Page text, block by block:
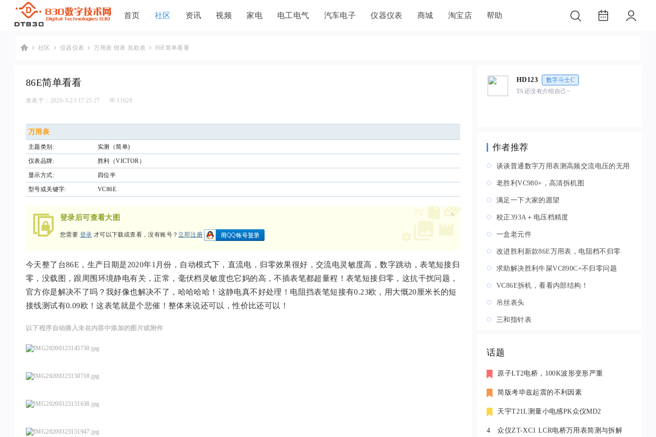
首页 社区 资讯 视频 家电 电工电气 汽车电子 仪器仪表 商城 淘宝店 帮助
字
术
社区 仪器仪表 万用表 钳表 兆欧表 86E简单看看
86E简单看看
发表于：2020-3-23 17:25:27 11628
万用表
主题类别: 实测（简单)
仪表品牌: 胜利（VICTOR）
显示方式: 四位半
型号或关键字: VC86E
登录后可查看大图
您需要 登录 才可以下载或查看，没有账号？立即注册
x
今天整了台86E，生产日期是2020年1月份，自动模式下，直流电，归零效果很好，交流电灵敏度高，数字跳动，表笔短接归
零，没载图，跟周围环境静电有关，正常，毫伏档灵敏度也它妈的高，不插表笔都超量程！表笔短接归零，这抗干扰问题，
官方你是解决不了吗？我好像也解决不了，哈哈哈哈！这静电真不好处理！电阻挡表笔短接有0.23欧，用大慨20厘米长的短
接线测试有0.09欧！这表笔就是个悲催！整体来说还可以，性价比还可以！
以下程序自动插入未在内容中添加的图片或附件
HD123
数字斗士C
TA还没有介绍自己~
作者推荐
谈谈普通数字万用表测高频交流电压的无用
老胜利VC980+，高清拆机图
满足一下大家的愿望
校正393A＋电压档精度
一盒老元件
改进胜利新款86E万用表，电阻档不归零
求助解决胜利牛屎VC890C+不归零问题
VC86E拆机，看看内部结构！
吊丝表头
三和指针表
话题
原子LT2电桥，100K波形变形严重
简版考毕兹起震的不利因素
天宇T21L测量小电感PK众仪MD2
4 众仪ZT-XC1 LCR电桥万用表简测与拆解